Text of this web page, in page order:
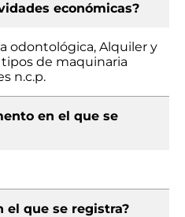
económicas?
odontológica, Alquiler y
de maquinaria
n.c.p.
en el que se
el que se registra?